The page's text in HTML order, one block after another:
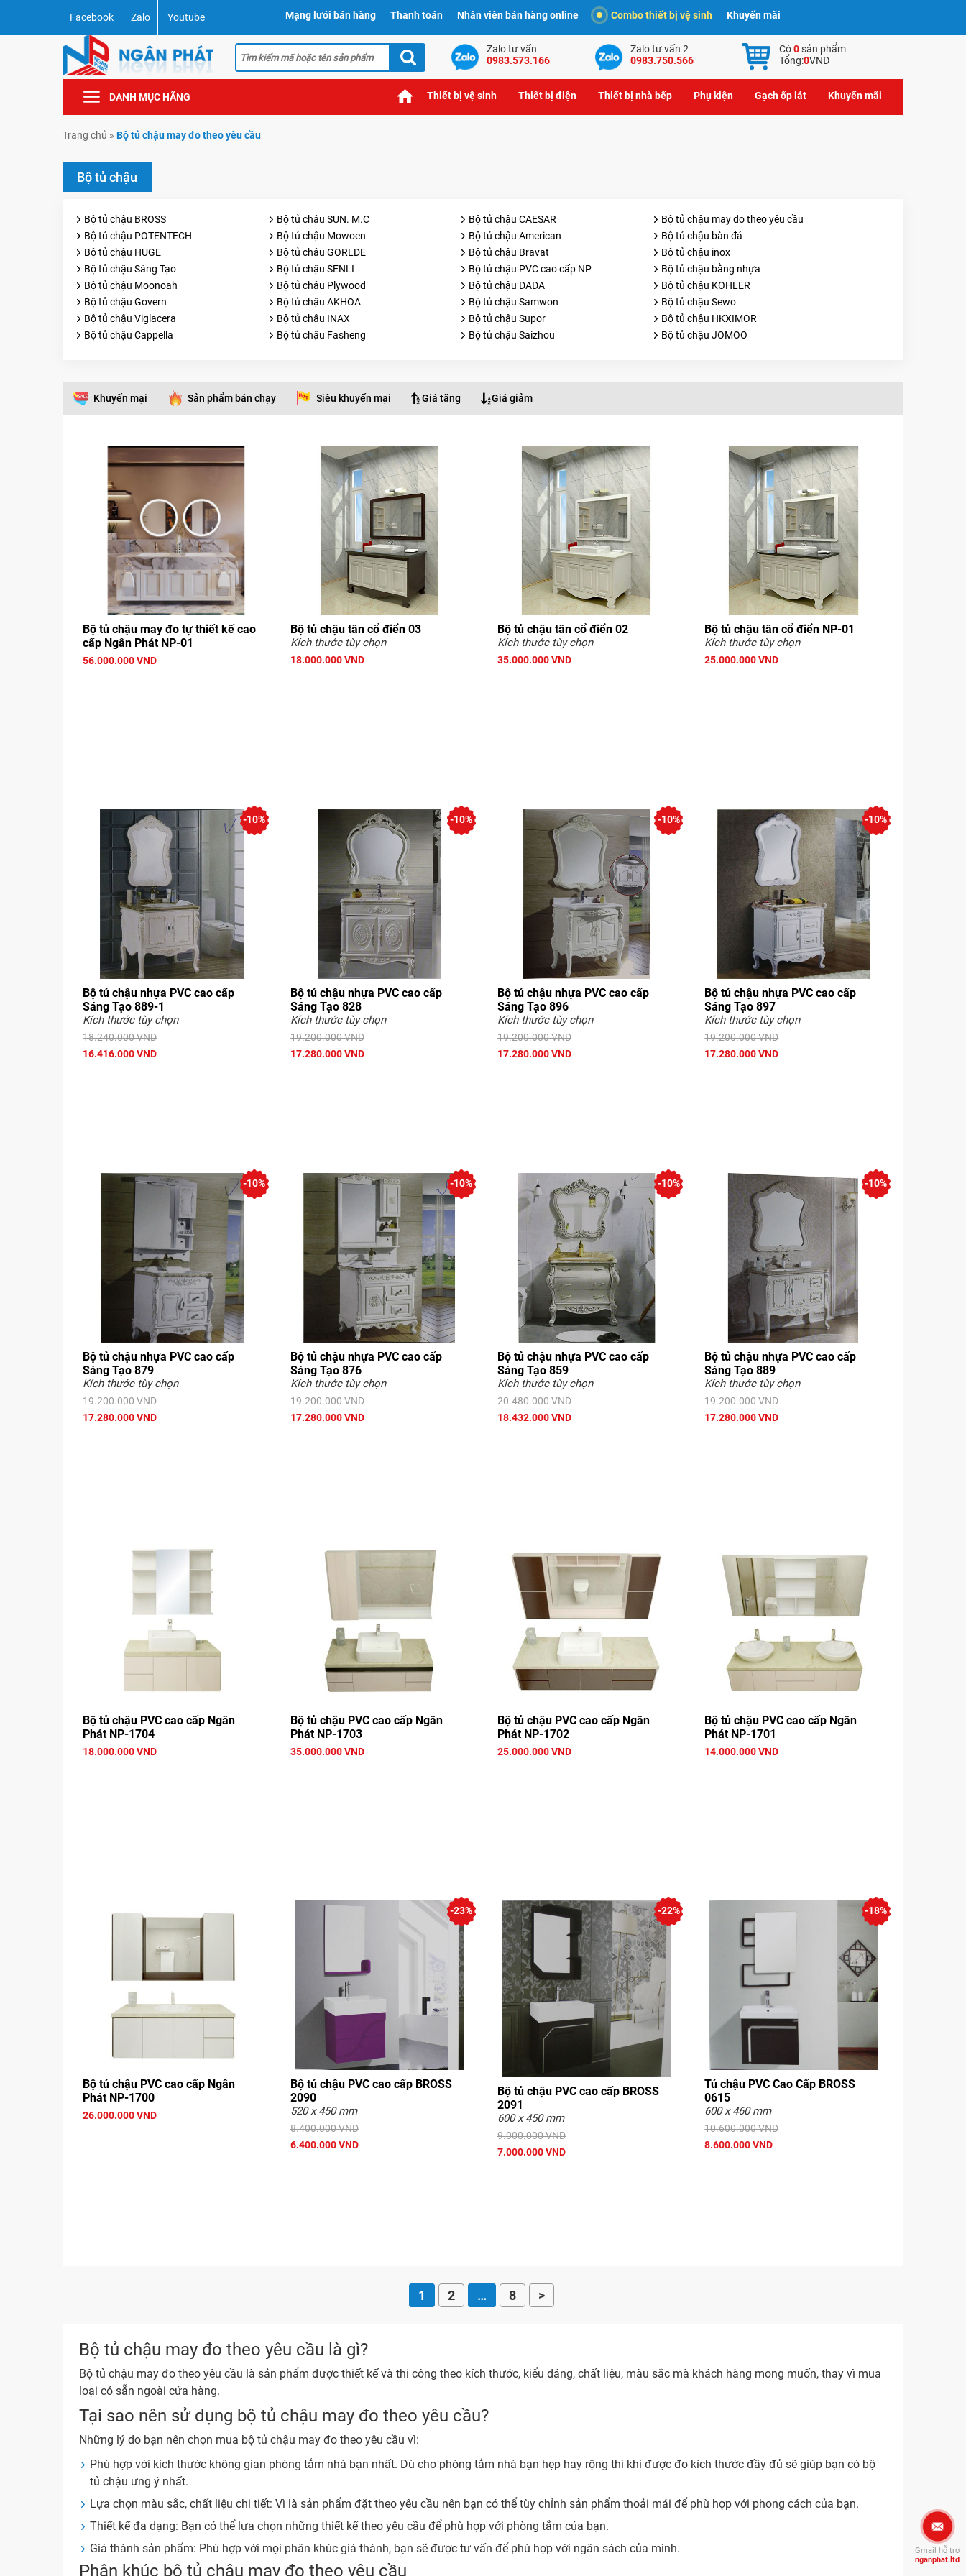
Facebook Zalo Youtube Mạng lưới bán hàng Thanh toán Nhân viên bán hàng online Combo thiết bị vệ sinh Khuyến mãi
Zalo tư vấn
0983.573.166
Zalo tư vấn 2
0983.750.566
Có0sản phẩm
Tổng:0VNĐ
DANH MỤC HÃNG Thiết bị vệ sinh Thiết bị điện Thiết bị nhà bếp Phụ kiện Gạch ốp lát Khuyến mãi
Trang chủ » Bộ tủ chậu may đo theo yêu cầu
Bộ tủ chậu
Bộ tủ chậu BROSS Bộ tủ chậu SUN. M.C Bộ tủ chậu CAESAR
Bộ tủ chậu may đo theo yêu cầu
Bộ tủ chậu POTENTECH
Bộ tủ chậu Mowoen Bộ tủ chậu American
Bộ tủ chậu bàn đá
Bộ tủ chậu HUGE
Bộ tủ chậu GORLDE Bộ tủ chậu Bravat
Bộ tủ chậu inox
Bộ tủ chậu Sáng Tạo
Bộ tủ chậu SENLI Bộ tủ chậu PVC cao cấp NP
Bộ tủ chậu bằng nhựa
Bộ tủ chậu Moonoah
Bộ tủ chậu Plywood Bộ tủ chậu DADA
Bộ tủ chậu KOHLER
Bộ tủ chậu Govern
Bộ tủ chậu AKHOA Bộ tủ chậu Samwon
Bộ tủ chậu Sewo
Bộ tủ chậu Viglacera
Bộ tủ chậu INAX Bộ tủ chậu Supor
Bộ tủ chậu HKXIMOR
Bộ tủ chậu Cappella
Bộ tủ chậu Fasheng Bộ tủ chậu Saizhou Bộ tủ chậu JOMOO
Khuyến mại Sản phẩm bán chạy Siêu khuyến mại Giá tăng Giá giảm
Bộ tủ chậu may đo tự thiết kế cao
cấp Ngân Phát NP-01
56.000.000 VND
Bộ tủ chậu tân cổ điển 03
Kích thước tùy chọn
18.000.000 VND
Bộ tủ chậu tân cổ điển 02
Kích thước tùy chọn
35.000.000 VND
Bộ tủ chậu tân cổ điển NP-01
Kích thước tùy chọn
25.000.000 VND
Bộ tủ chậu nhựa PVC cao cấp
Sáng Tạo 889-1
Kích thước tùy chọn
18.240.000 VND
16.416.000 VND
-10%
Bộ tủ chậu nhựa PVC cao cấp
Sáng Tạo 828
Kích thước tùy chọn
19.200.000 VND
17.280.000 VND
-10%
Bộ tủ chậu nhựa PVC cao cấp
Sáng Tạo 896
Kích thước tùy chọn
19.200.000 VND
17.280.000 VND
-10%
Bộ tủ chậu nhựa PVC cao cấp
Sáng Tạo 897
Kích thước tùy chọn
19.200.000 VND
17.280.000 VND
-10%
Bộ tủ chậu nhựa PVC cao cấp
Sáng Tạo 879
Kích thước tùy chọn
19.200.000 VND
17.280.000 VND
-10%
Bộ tủ chậu nhựa PVC cao cấp
Sáng Tạo 876
Kích thước tùy chọn
19.200.000 VND
17.280.000 VND
-10%
Bộ tủ chậu nhựa PVC cao cấp
Sáng Tạo 859
Kích thước tùy chọn
20.480.000 VND
18.432.000 VND
-10%
Bộ tủ chậu nhựa PVC cao cấp
Sáng Tạo 889
Kích thước tùy chọn
19.200.000 VND
17.280.000 VND
-10%
Bộ tủ chậu PVC cao cấp Ngân
Phát NP-1704
18.000.000 VND
Bộ tủ chậu PVC cao cấp Ngân
Phát NP-1703
35.000.000 VND
Bộ tủ chậu PVC cao cấp Ngân
Phát NP-1702
25.000.000 VND
Bộ tủ chậu PVC cao cấp Ngân
Phát NP-1701
14.000.000 VND
Bộ tủ chậu PVC cao cấp Ngân
Phát NP-1700
26.000.000 VND
Bộ tủ chậu PVC cao cấp BROSS
2090
520 x 450 mm
8.400.000 VND
6.400.000 VND
-23%
Bộ tủ chậu PVC cao cấp BROSS
2091
600 x 450 mm
9.000.000 VND
7.000.000 VND
-22%
Tủ chậu PVC Cao Cấp BROSS
0615
600 x 460 mm
10.600.000 VND
8.600.000 VND
-18%
1 2 … 8 >
Bộ tủ chậu may đo theo yêu cầu là gì?
Bộ tủ chậu may đo theo yêu cầu là sản phẩm được thiết kế và thi công theo kích thước, kiểu dáng, chất liệu, màu sắc mà khách hàng mong muốn, thay vì mua
loại có sẵn ngoài cửa hàng.
Tại sao nên sử dụng bộ tủ chậu may đo theo yêu cầu?
Những lý do bạn nên chọn mua bộ tủ chậu may đo theo yêu cầu vì:
Phù hợp với kích thước không gian phòng tắm nhà bạn nhất. Dù cho phòng tắm nhà bạn hẹp hay rộng thì khi được đo kích thước đầy đủ sẽ giúp bạn có bộ
tủ chậu ưng ý nhất.
Lựa chọn màu sắc, chất liệu chi tiết: Vì là sản phẩm đặt theo yêu cầu nên bạn có thể tùy chỉnh sản phẩm thoải mái để phù hợp với phong cách của bạn.
Thiết kế đa dạng: Bạn có thể lựa chọn những thiết kế theo yêu cầu để phù hợp với phòng tắm của bạn.
Giá thành sản phẩm: Phù hợp với mọi phân khúc giá thành, bạn sẽ được tư vấn để phù hợp với ngân sách của mình.
Phân khúc bộ tủ chậu may đo theo yêu cầu
Gmail hỗ trợ
nganphat.ltd